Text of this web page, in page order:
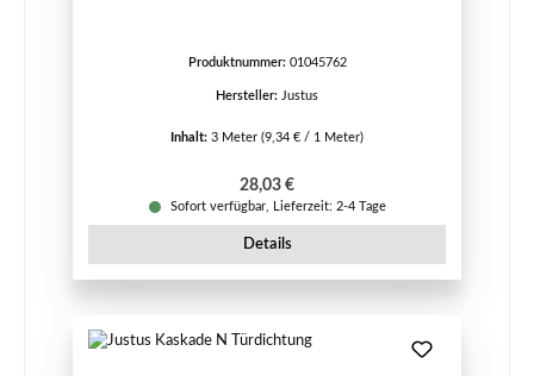
Produktnummer: 01045762
Hersteller: Justus
Inhalt: 3 Meter (9,34 € / 1 Meter)
Regulärer Preis:
28,03 €
Sofort verfügbar, Lieferzeit: 2-4 Tage
Details